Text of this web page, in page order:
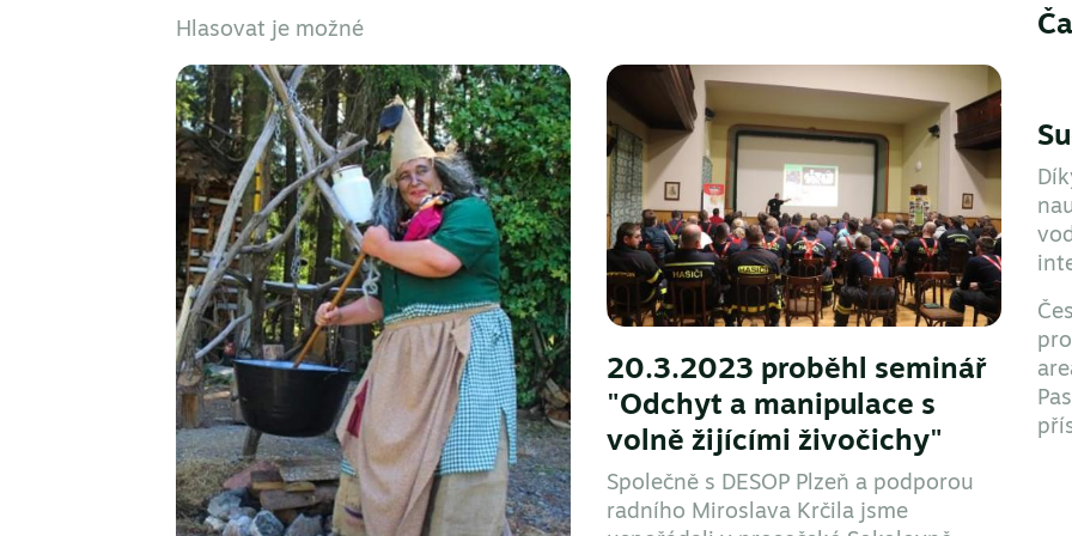
Hlasovat je možné
20.3.2023 proběhl seminář
"Odchyt a manipulace s
volně žijícími živočichy"
Společně s DESOP Plzeň a podporou
radního Miroslava Krčila jsme